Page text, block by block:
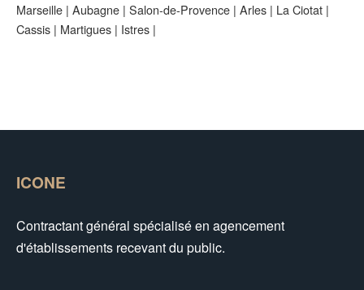
Marseille | Aubagne | Salon-de-Provence | Arles | La Ciotat |
Cassis | Martigues | Istres |
ICONE
Contractant général spécialisé en agencement
d'établissements recevant du public.